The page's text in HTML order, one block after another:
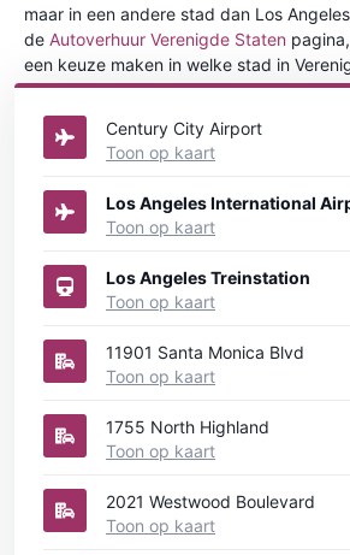
maar in een andere stad dan Los
de Autoverhuur Verenigde Staten
een keuze maken in welke stad in
auto huren wilt.
Century City Airport
Toon op kaart
Los Angeles International
Toon op kaart
Los Angeles Treinstation
Toon op kaart
11901 Santa Monica Blvd
Toon op kaart
1755 North Highland
Toon op kaart
2021 Westwood Boulevard
Toon op kaart